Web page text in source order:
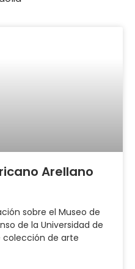
Arellano
sobre el Museo de
de la Universidad de
colección de arte